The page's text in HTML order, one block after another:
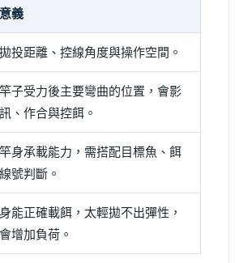
義
投距離、控線角度與操作空間。
子受力後主要彎曲的位置，會影
、作合與控餌。
身承載能力，需搭配目標魚、餌
號判斷。
能正確載餌，太輕拋不出彈性，
增加負荷。